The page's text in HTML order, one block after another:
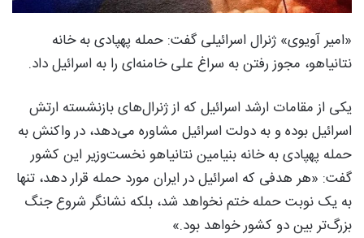
«امیر آویوی» ژنرال اسرائیلی گفت: حمله پهپادی به خانه
نتانیاهو، مجوز رفتن به سراغ علی خامنه‌ای را به اسرائیل داد.
یکی از مقامات ارشد اسرائیل که از ژنرال‌های بازنشسته ارتش
اسرائیل بوده و به دولت اسرائیل مشاوره‌ می‌دهد، در واکنش به
حمله پهپادی به خانه بنیامین نتانیاهو نخست‌وزیر این کشور
گفت: «هر هدفی که اسرائیل در ایران مورد حمله قرار دهد، تنها
به یک نوبت حمله ختم نخواهد شد، بلکه نشانگر شروع جنگ
بزرگ‌تر بین دو کشور خواهد بود.»